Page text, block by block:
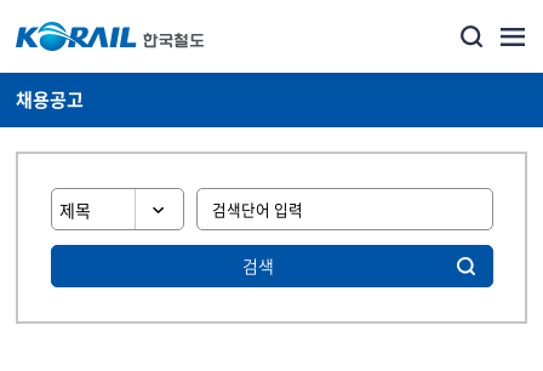
채용공고
검색